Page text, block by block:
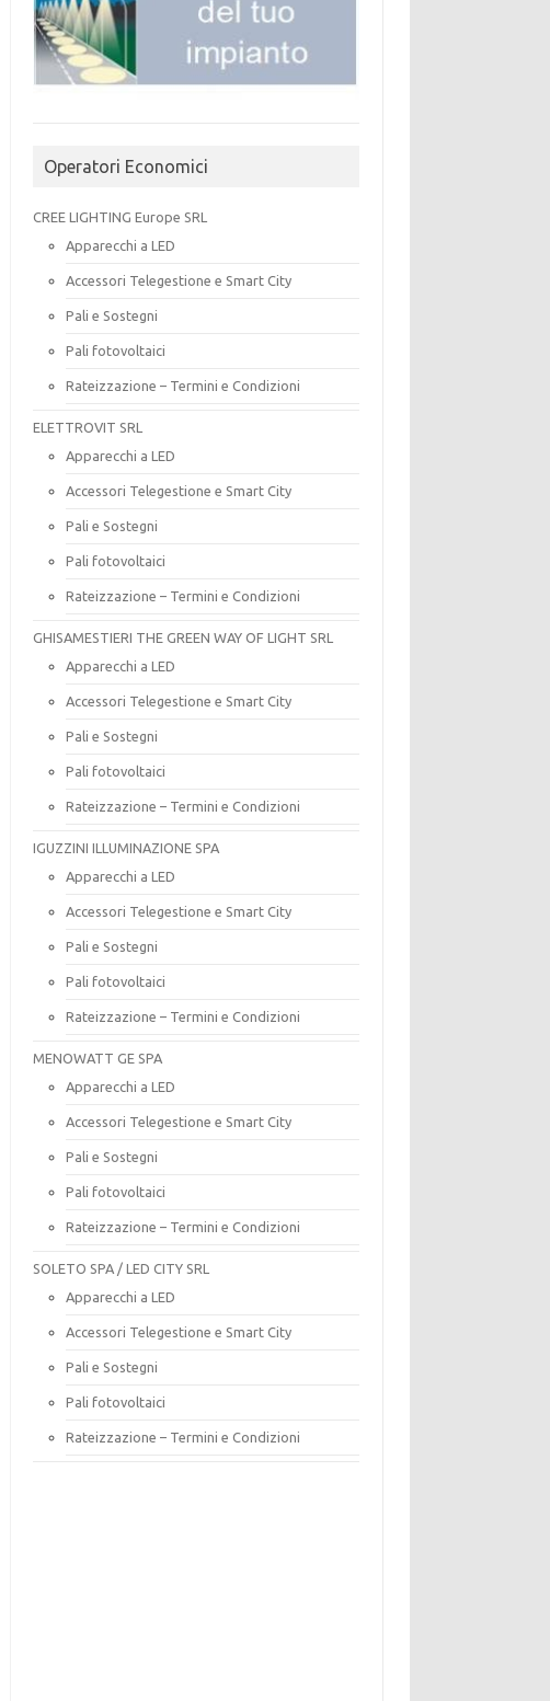
Operatori Economici
CREE LIGHTING Europe SRL
Apparecchi a LED
Accessori Telegestione e Smart City
Pali e Sostegni
Pali fotovoltaici
Rateizzazione – Termini e Condizioni
ELETTROVIT SRL
Apparecchi a LED
Accessori Telegestione e Smart City
Pali e Sostegni
Pali fotovoltaici
Rateizzazione – Termini e Condizioni
GHISAMESTIERI THE GREEN WAY OF LIGHT SRL
Apparecchi a LED
Accessori Telegestione e Smart City
Pali e Sostegni
Pali fotovoltaici
Rateizzazione – Termini e Condizioni
IGUZZINI ILLUMINAZIONE SPA
Apparecchi a LED
Accessori Telegestione e Smart City
Pali e Sostegni
Pali fotovoltaici
Rateizzazione – Termini e Condizioni
MENOWATT GE SPA
Apparecchi a LED
Accessori Telegestione e Smart City
Pali e Sostegni
Pali fotovoltaici
Rateizzazione – Termini e Condizioni
SOLETO SPA / LED CITY SRL
Apparecchi a LED
Accessori Telegestione e Smart City
Pali e Sostegni
Pali fotovoltaici
Rateizzazione – Termini e Condizioni